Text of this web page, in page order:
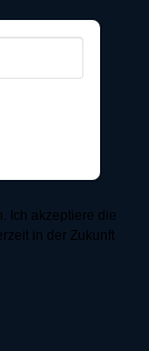
Ich akzeptiere die
in der Zukunft